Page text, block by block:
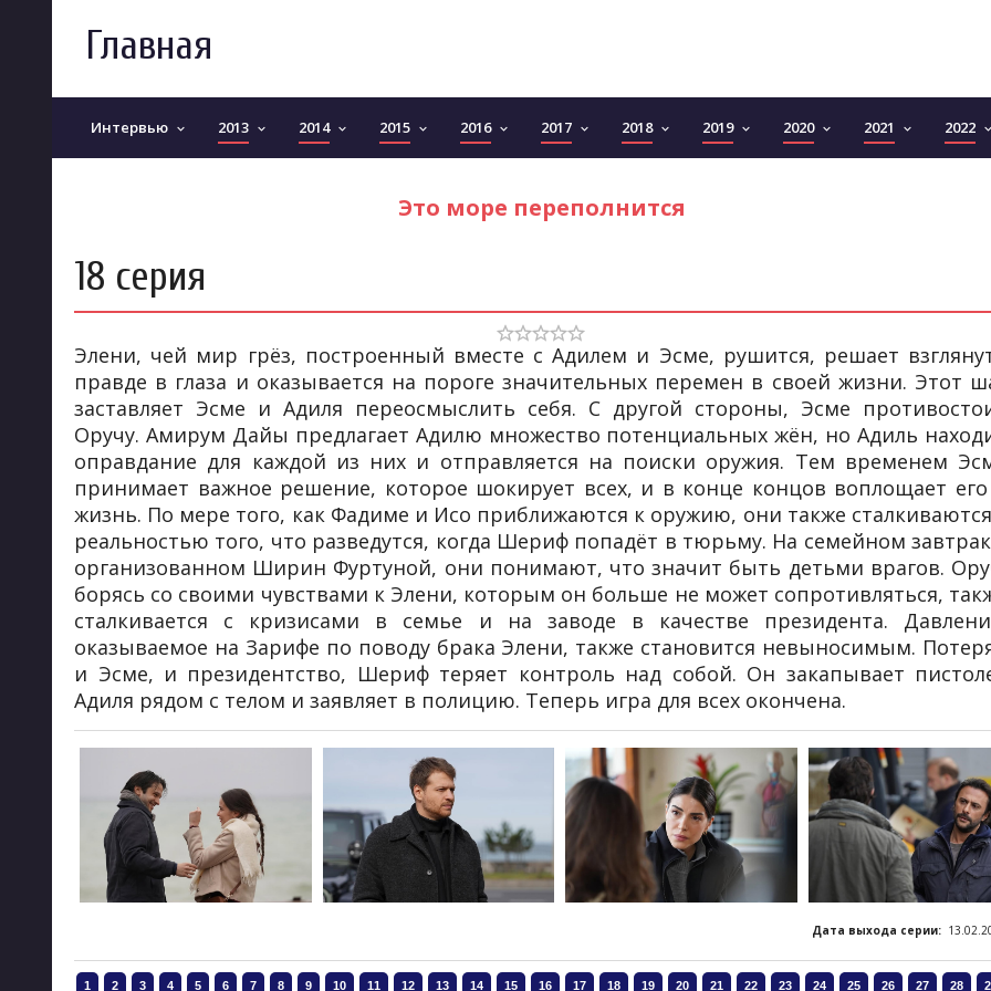
Главная
Интервью keyboard_arrow_down 2013 keyboard_arrow_down 2014 keyboard_arrow_down 2015 keyboard_arrow_down 2016 keyboard_arrow_down 2017 keyboard_arrow_down 2018 keyboard_arrow_down 2019 keyboard_arrow_down 2020 keyboard_arrow_down 2021 keyboard_arrow_down 2022 keyboard_arrow_down
Это море переполнится
18 серия
Элени, чей мир грёз, построенный вместе с Адилем и Эсме, рушится, решает
правде в глаза и оказывается на пороге значительных перемен в своей жизни. Этот
заставляет Эсме и Адиля переосмыслить себя. С другой стороны, Эсме
Оручу. Амирум Дайы предлагает Адилю множество потенциальных жён, но Адиль
оправдание для каждой из них и отправляется на поиски оружия. Тем временем
принимает важное решение, которое шокирует всех, и в конце концов воплощает
жизнь. По мере того, как Фадиме и Исо приближаются к оружию, они также
реальностью того, что разведутся, когда Шериф попадёт в тюрьму. На семейном
организованном Ширин Фуртуной, они понимают, что значит быть детьми врагов.
борясь со своими чувствами к Элени, которым он больше не может сопротивляться,
сталкивается с кризисами в семье и на заводе в качестве президента.
оказываемое на Зарифе по поводу брака Элени, также становится невыносимым.
и Эсме, и президентство, Шериф теряет контроль над собой. Он закапывает
Адиля рядом с телом и заявляет в полицию. Теперь игра для всех окончена.
Дата выхода серии: